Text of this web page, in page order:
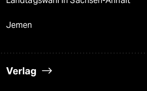
Jemen
Verlag